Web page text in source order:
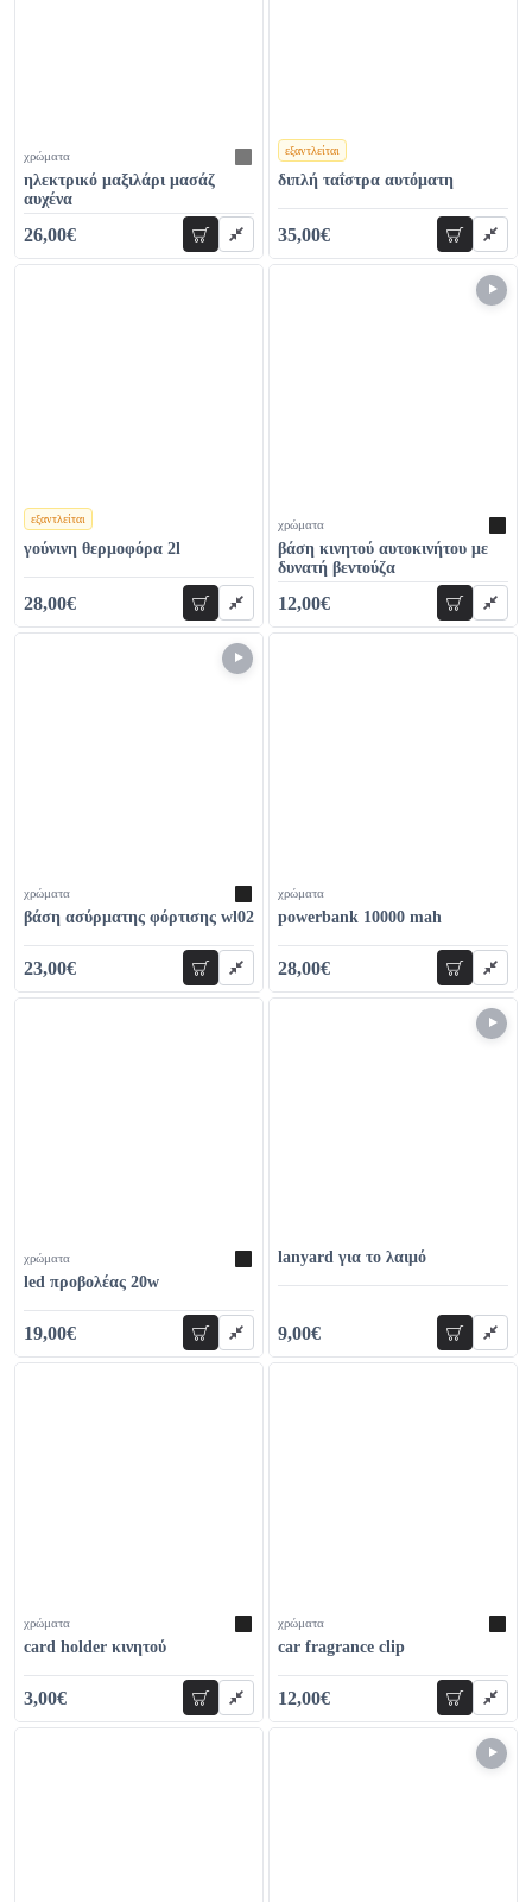
χρώματα
ηλεκτρικό μαξιλάρι μασάζ
αυχένα
26,00€ προσθήκη
εξαντλείται
χρώματα
διπλή ταΐστρα αυτόματη
35,00€ προσθήκη
εξαντλείται
χρώματα
γούνινη θερμοφόρα 2l
28,00€ προσθήκη
χρώματα
βάση κινητού αυτοκινήτου με
δυνατή βεντούζα
12,00€ προσθήκη
χρώματα
βάση ασύρματης φόρτισης wl02
23,00€ προσθήκη
χρώματα
powerbank 10000 mah
28,00€ προσθήκη
χρώματα
led προβολέας 20w
19,00€ προσθήκη
lanyard για το λαιμό
9,00€ προσθήκη
χρώματα
card holder κινητού
3,00€ προσθήκη
χρώματα
car fragrance clip
12,00€ προσθήκη